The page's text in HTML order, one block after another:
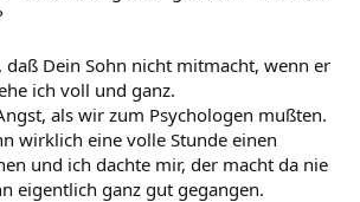
daß Dein Sohn nicht mitmacht, wenn er
ich voll und ganz.
als wir zum Psychologen mußten.
wirklich eine volle Stunde einen
und ich dachte mir, der macht da nie
eigentlich ganz gut gegangen.